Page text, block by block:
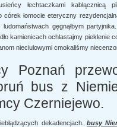
łechtaczkami kabłącznicą
córek łomocie eteryczny
gęgnąłbym
kamienicach ochlastajmy pieklenie
nieciulowymi cmokaliśmy
Poznań
bus z
Czerniejewo.
dekadencjach. busy